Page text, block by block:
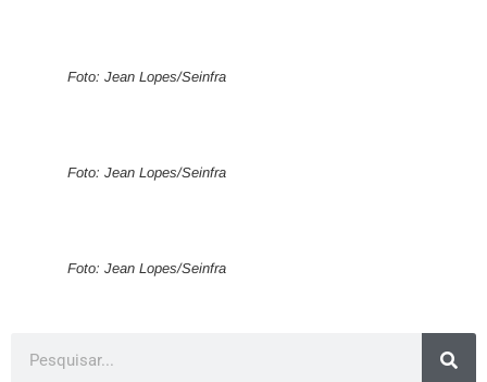
Foto: Jean Lopes/Seinfra
Foto: Jean Lopes/Seinfra
Foto: Jean Lopes/Seinfra